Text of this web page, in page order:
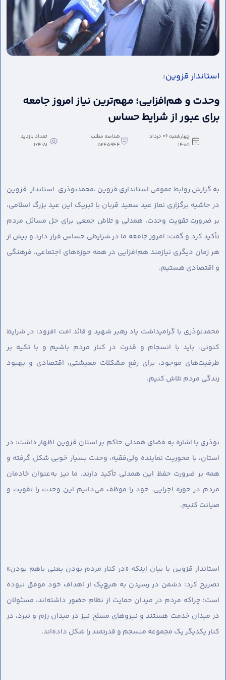
استاندار قزوین:
وحدت و هم‌افزایی؛ مهم‌ترین نیاز امروز جامعه
برای عبور از شرایط حساس
چهارشنبه 06 خرداد
1405
شناسه مطلب:
5245944
تعداد بازدید :
124181
به گزارش روابط عمومی استانداری قزوین ،محمدنوذری استاندار قزوین
در حاشیه برگزاری نماز عید سعید قربان با تبریک این عید بزرگ اسلامی،
بر ضرورت تقویت وحدت، همدلی و تلاش جمعی برای حل مسائل مردم
تأکید کرد و گفت: امروز جامعه ما در شرایطی حساس قرار دارد و بیش از
هر زمان دیگری نیازمند هم‌افزایی در همه حوزه‌های اجتماعی، فرهنگی
و اقتصادی هستیم.
محمدنوذری با گرامیداشت یاد رهبر شهید و قائد امت افزود: در شرایط
کنونی، باید با انسجام و قدرت در کنار مردم باشیم و با تکیه بر
ظرفیت‌های موجود، برای رفع مشکلات معیشتی، اقتصادی و بهبود
زندگی مردم تلاش کنیم.
نوذری با اشاره به فضای همدلی حاکم بر استان قزوین اظهار داشت: در
استان، با محوریت نماینده ولی‌فقیه، وحدت بسیار خوبی شکل گرفته و
همه بر ضرورت حفظ این همدلی تأکید دارند. ما نیز به‌عنوان خادمان
مردم در حوزه اجرایی، خود را موظف می‌دانیم این وحدت را تقویت و
صیانت کنیم.
استاندار قزوین با بیان اینکه «در کنار مردم بودن یعنی باهم بودن»
تصریح کرد: دشمن در رسیدن به هیچ‌یک از اهداف خود موفق نبوده
است؛ چراکه مردم در میدان حمایت از نظام حضور داشته‌اند، مسئولان
در میدان خدمت هستند و نیروهای مسلح نیز در میدان رزم و نبرد، در
کنار یکدیگر یک مجموعه منسجم و قدرتمند را شکل داده‌اند.